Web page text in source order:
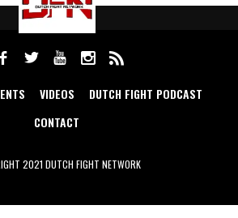
VIDEOS
DUTCH FIGHT PODCAST
CONTACT
2021 DUTCH FIGHT NETWORK